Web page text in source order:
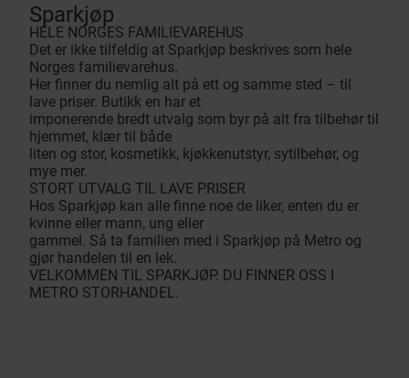
Sparkjøp
HELE NORGES FAMILIEVAREHUS
Det er ikke tilfeldig at Sparkjøp beskrives som hele
Norges familievarehus.
Her finner du nemlig alt på ett og samme sted – til
lave priser. Butikk en har et
imponerende bredt utvalg som byr på alt fra tilbehør til
hjemmet, klær til både
liten og stor, kosmetikk, kjøkkenutstyr, sytilbehør, og
mye mer.
STORT UTVALG TIL LAVE PRISER
Hos Sparkjøp kan alle finne noe de liker, enten du er
kvinne eller mann, ung eller
gammel. Så ta familien med i Sparkjøp på Metro og
gjør handelen til en lek.
VELKOMMEN TIL SPARKJØP. DU FINNER OSS I
METRO STORHANDEL.